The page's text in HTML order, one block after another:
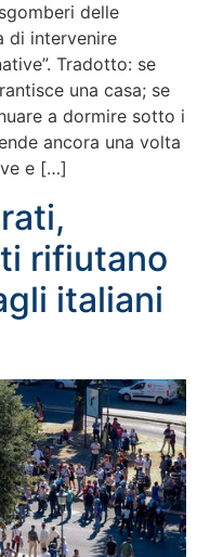
delle
di intervenire
Tradotto: se
una casa; se
a dormire sotto i
ancora una volta
e […]
rifiutano
italiani